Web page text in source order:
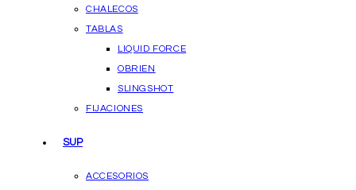
CHALECOS
TABLAS
LIQUID FORCE
OBRIEN
SLINGSHOT
FIJACIONES
SUP
ACCESORIOS